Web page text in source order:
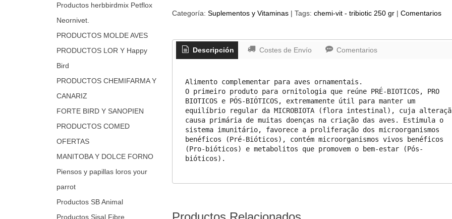
Productos herbbirdmix Petflox
Neornivet.
PRODUCTOS MOLDE AVES
PRODUCTOS LOR Y Happy
Bird
PRODUCTOS CHEMIFARMA Y
CANARIZ
FORTE BIRD Y SANOPIEN
PRODUCTOS COMED
OFERTAS
MANITOBA Y DOLCE FORNO
Piensos y papillas loros your
parrot
Productos SB Animal
Productos Sisal Fibre
Categoría: Suplementos y Vitaminas| Tags: chemi-vit - tribiotic 250 gr | Comentarios
Descripción Costes de Envío Comentarios
Alimento complementar para aves ornamentais.
O primeiro produto para ornitologia que reúne PRÉ-BIOTICOS, PRO
BIOTICOS e PÓS-BIÓTICOS, extremamente útil para manter um
equilíbrio regular da MICROBIOTA (flora intestinal), cuja
causa primária de muitas doenças na criação das aves. Estimula o
sistema imunitário, favorece a proliferação dos microorganismos
benéficos (Pré-Bióticos), contém microorganismos vivos benéficos
(Pro-bióticos) e metabolitos que promovem o bem-estar (Pós-
bióticos).